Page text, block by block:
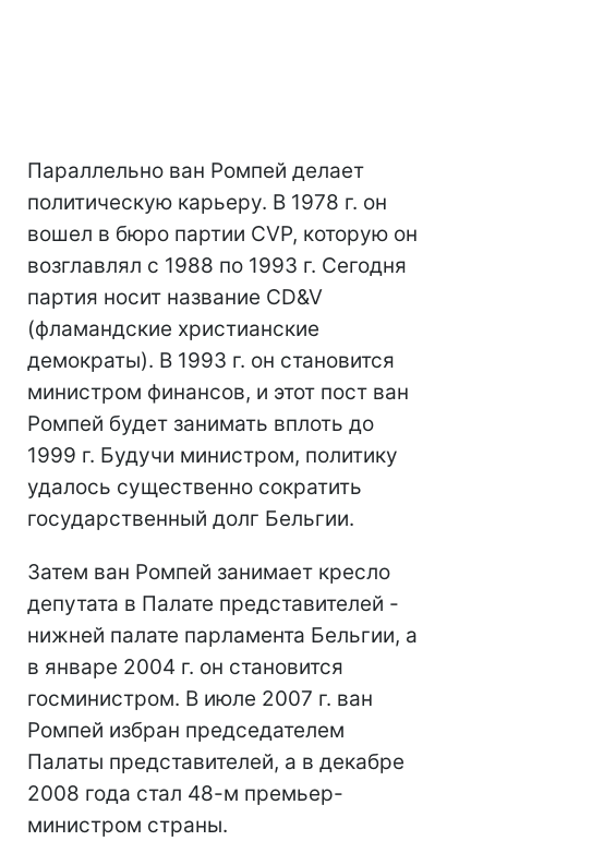
Параллельно ван Ромпей делает
политическую карьеру. В 1978 г. он
вошел в бюро партии CVP, которую он
возглавлял с 1988 по 1993 г. Сегодня
партия носит название CD&V
(фламандские христианские
демократы). В 1993 г. он становится
министром финансов, и этот пост ван
Ромпей будет занимать вплоть до
1999 г. Будучи министром, политику
удалось существенно сократить
государственный долг Бельгии.
Затем ван Ромпей занимает кресло
депутата в Палате представителей -
нижней палате парламента Бельгии, а
в январе 2004 г. он становится
госминистром. В июле 2007 г. ван
Ромпей избран председателем
Палаты представителей, а в декабре
2008 года стал 48-м премьер-
министром страны.